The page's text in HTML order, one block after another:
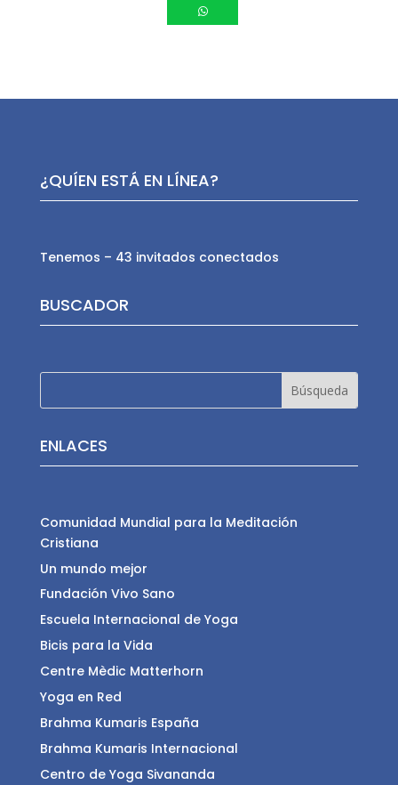
¿QUÍEN ESTÁ EN LÍNEA?
Tenemos – 43 invitados conectados
BUSCADOR
ENLACES
Comunidad Mundial para la Meditación
Cristiana
Un mundo mejor
Fundación Vivo Sano
Escuela Internacional de Yoga
Bicis para la Vida
Centre Mèdic Matterhorn
Yoga en Red
Brahma Kumaris España
Brahma Kumaris Internacional
Centro de Yoga Sivananda